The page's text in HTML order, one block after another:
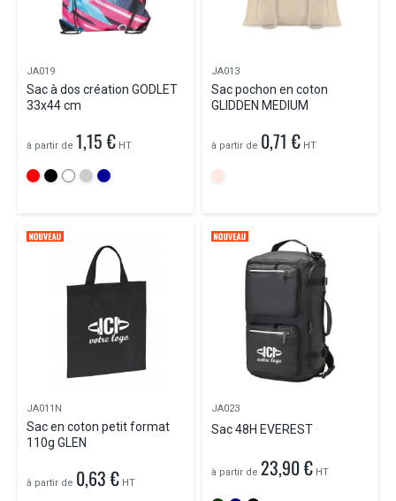
JA019
Sac à dos création GODLET
33x44 cm
à partir de 1,15 € HT
JA013
Sac pochon en coton
GLIDDEN MEDIUM
à partir de 0,71 € HT
JA011N
Sac en coton petit format
110g GLEN
à partir de 0,63 € HT
JA023
Sac 48H EVEREST
à partir de 23,90 € HT